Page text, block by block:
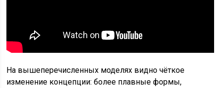
На вышеперечисленных моделях видно чёткое
изменение концепции: более плавные формы,